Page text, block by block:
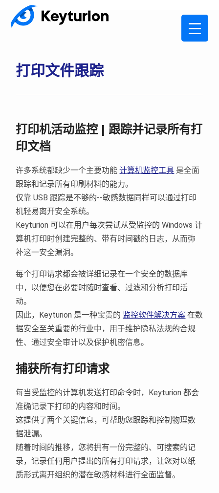
打印文件跟踪
打印机活动监控 | 跟踪并记录所有打
印文档
许多系统都缺少一个主要功能计算机监控工具 是全面
跟踪和记录所有印刷材料的能力。
仅靠 USB 跟踪是不够的--敏感数据同样可以通过打印
机轻易离开安全系统。
Keyturion 可以在用户每次尝试从受监控的 Windows 计
算机打印时创建完整的、带有时间戳的日志，从而弥
补这一安全漏洞。
每个打印请求都会被详细记录在一个安全的数据库
中，以便您在必要时随时查看、过滤和分析打印活
动。
因此，Keyturion 是一种宝贵的 监控软件解决方案 在数
据安全至关重要的行业中，用于维护隐私法规的合规
性、通过安全审计以及保护机密信息。
捕获所有打印请求
每当受监控的计算机发送打印命令时，Keyturion 都会
准确记录下打印的内容和时间。
这提供了两个关键信息，可帮助您跟踪和控制物理数
据泄漏。
随着时间的推移，您将拥有一份完整的、可搜索的记
录，记录任何用户提出的所有打印请求，让您对以纸
质形式离开组织的潜在敏感材料进行全面监督。